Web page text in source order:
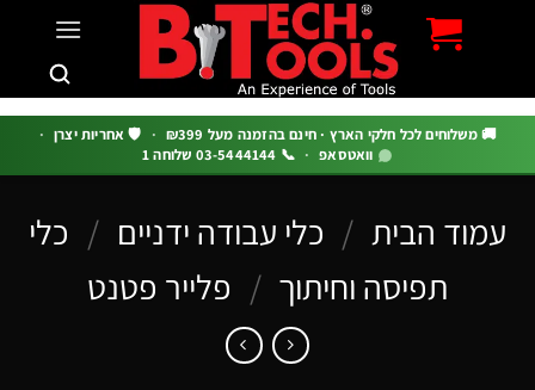
לכל חלקי הארץ · חינם בהזמנה מעל ₪399 · 🛡️ אחריות יצרן ·
וואטסאפ · 📞 03-5444144 שלוחה 1
הבית / כלי עבודה ידניים / כלי
תפיסה וחיתוך / פלייר פטנט